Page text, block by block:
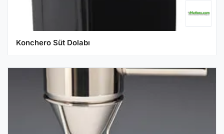
Konchero Süt Dolabı